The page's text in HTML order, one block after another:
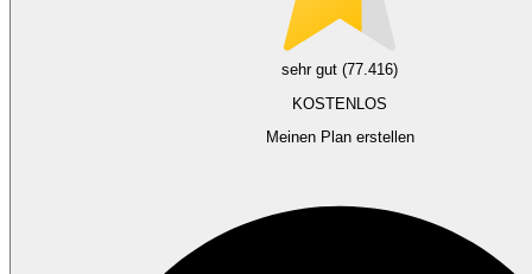
sehr gut (77.416)
KOSTENLOS
Meinen Plan erstellen